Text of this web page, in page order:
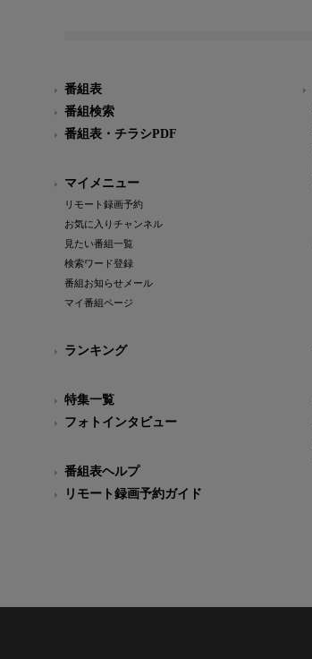
番組表
番組検索
番組表・チラシPDF
マイメニュー
リモート録画予約
お気に入りチャンネル
見たい番組一覧
検索ワード登録
番組お知らせメール
マイ番組ページ
ランキング
特集一覧
フォトインタビュー
番組表ヘルプ
リモート録画予約ガイド